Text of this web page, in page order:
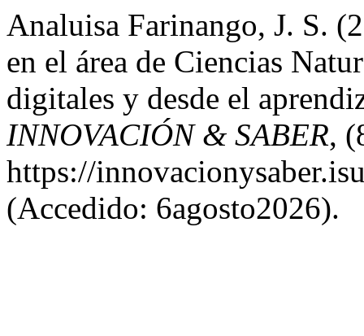
Analuisa Farinango, J. S.
en el área de Ciencias
digitales y desde el
INNOVACIÓN & SABER,
https://
(Accedido: 6agosto2026).